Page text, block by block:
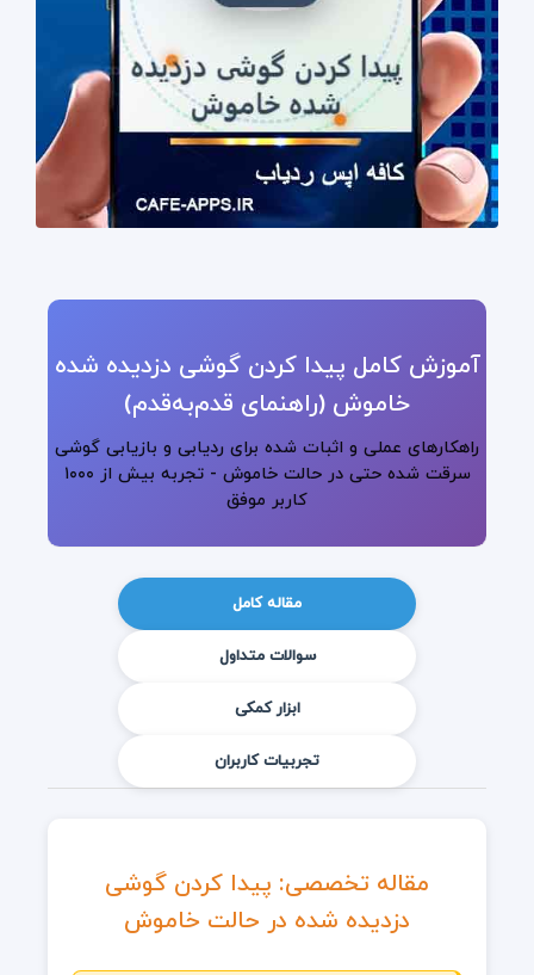
آموزش کامل پیدا کردن گوشی دزدیده شده
خاموش (راهنمای قدم‌به‌قدم)
راهکارهای عملی و اثبات شده برای ردیابی و بازیابی گوشی
سرقت شده حتی در حالت خاموش - تجربه بیش از ۱۰۰۰
کاربر موفق
مقاله کامل
سوالات متداول
ابزار کمکی
تجربیات کاربران
مقاله تخصصی: پیدا کردن گوشی
دزدیده شده در حالت خاموش